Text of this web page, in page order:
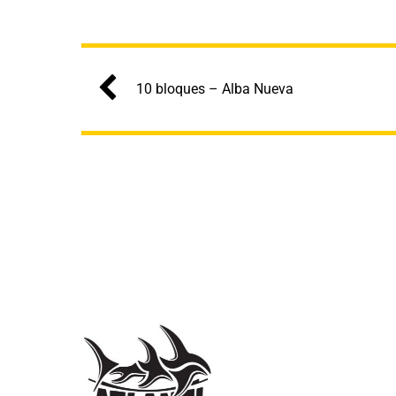
10 bloques – Alba Nueva